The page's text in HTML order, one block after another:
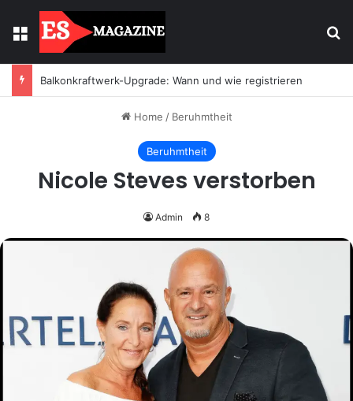
Menu
Home / Beruhmtheit
Beruhmtheit
Nicole Steves verstorben
Admin 8